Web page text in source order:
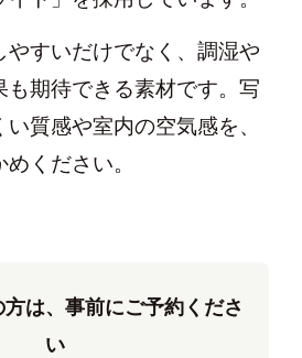
やすいだけでなく、調湿や
も期待できる素材です。写
質感や室内の空気感を、
ください。
は、事前にご予約くださ
い